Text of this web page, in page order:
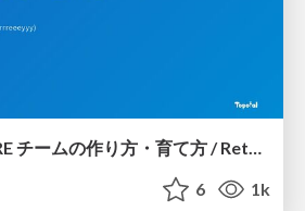
もう一度考える SRE チームの作り方・育て方 / Rethinking SRE #1: Building and Growing SRE Teams
6 1k